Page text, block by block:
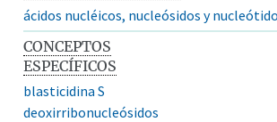
ácidos nucléicos, nucleósidos y
CONCEPTOS
ESPECÍFICOS
blasticidina S
deoxirribonucleósidos